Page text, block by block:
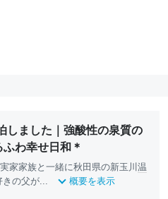
しました｜強酸性の泉質の
わ幸せ日和＊
家家族と一緒に秋田県の新玉川 温
きの父が... 概要を表示